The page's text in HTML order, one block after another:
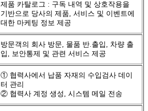
제품 카탈로그 : 구독 내역 및 상호작용을
기반으로 당사의 제품, 서비스 및 이벤트에
대한 마케팅 정보 제공
방문객의 회사 방문, 물품 반.출입, 차량 출
입, 보안통제 및 관련 서비스 제공
① 협력사에서 납품 자재의 수입검사 데이
터 관리
② 협력사 계정 생성, 시스템 메일 전송